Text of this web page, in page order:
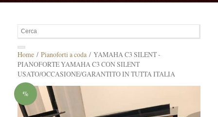
Home/ Pianoforti a coda/ YAMAHA C3 SILENT -
PIANOFORTE YAMAHA C3 CON SILENT
USATO/OCCASIONE/GARANTITO IN TUTTA ITALIA
%